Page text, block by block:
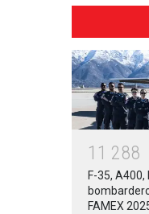
1 1 288
F-35,
FAMEX